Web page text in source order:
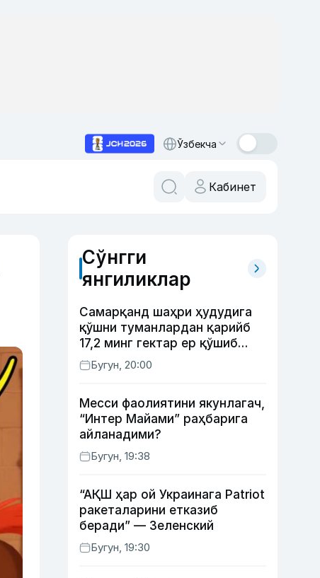
Ўзбекча
Кабинет
Сўнгги
янгиликлар
Самарқанд шаҳри ҳудудига
қўшни туманлардан қарийб
17,2 минг гектар ер қўшиб
берилади
Бугун, 20:00
Месси фаолиятини якунлагач,
“Интер Майами” раҳбарига
айланадими?
Бугун, 19:38
“АҚШ ҳар ой Украинага Patriot
ракеталарини етказиб
беради” — Зеленский
Бугун, 19:30